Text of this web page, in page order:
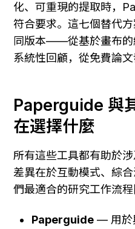
化、可重現的提取時，
符合要求。這七個替代
同版本——從基於畫布的
系統性回顧，從免費論
Paperguide 與
在選擇什麼
所有這些工具都有助於
差異在於互動模式、綜
們最適合的研究工作流程
Paperguide — 用於